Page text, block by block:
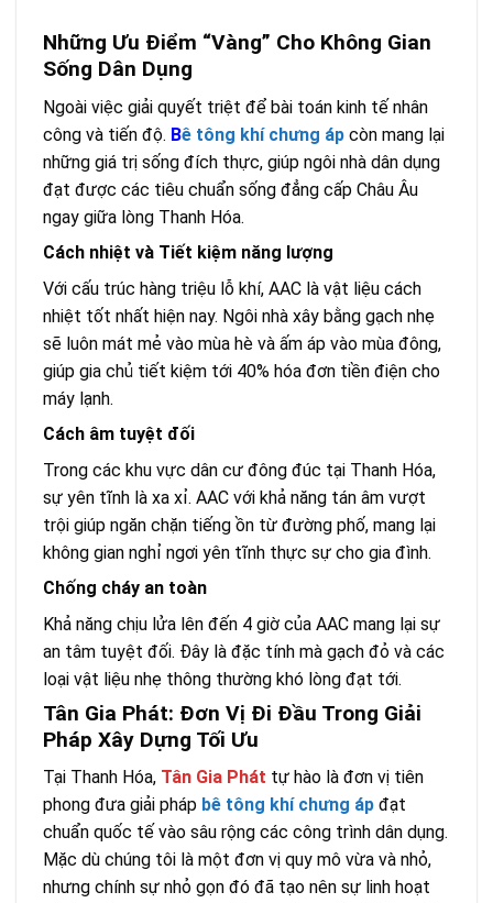
Những Ưu Điểm “Vàng” Cho Không Gian
Sống Dân Dụng
Ngoài việc giải quyết triệt để bài toán kinh tế nhân
công và tiến độ. Bê tông khí chưng áp còn mang lại
những giá trị sống đích thực, giúp ngôi nhà dân dụng
đạt được các tiêu chuẩn sống đẳng cấp Châu Âu
ngay giữa lòng Thanh Hóa.
Cách nhiệt và Tiết kiệm năng lượng
Với cấu trúc hàng triệu lỗ khí, AAC là vật liệu cách
nhiệt tốt nhất hiện nay. Ngôi nhà xây bằng gạch nhẹ
sẽ luôn mát mẻ vào mùa hè và ấm áp vào mùa đông,
giúp gia chủ tiết kiệm tới 40% hóa đơn tiền điện cho
máy lạnh.
Cách âm tuyệt đối
Trong các khu vực dân cư đông đúc tại Thanh Hóa,
sự yên tĩnh là xa xỉ. AAC với khả năng tán âm vượt
trội giúp ngăn chặn tiếng ồn từ đường phố, mang lại
không gian nghỉ ngơi yên tĩnh thực sự cho gia đình.
Chống cháy an toàn
Khả năng chịu lửa lên đến 4 giờ của AAC mang lại sự
an tâm tuyệt đối. Đây là đặc tính mà gạch đỏ và các
loại vật liệu nhẹ thông thường khó lòng đạt tới.
Tân Gia Phát: Đơn Vị Đi Đầu Trong Giải
Pháp Xây Dựng Tối Ưu
Tại Thanh Hóa, Tân Gia Phát tự hào là đơn vị tiên
phong đưa giải pháp bê tông khí chưng áp đạt
chuẩn quốc tế vào sâu rộng các công trình dân dụng.
Mặc dù chúng tôi là một đơn vị quy mô vừa và nhỏ,
nhưng chính sự nhỏ gọn đó đã tạo nên sự linh hoạt